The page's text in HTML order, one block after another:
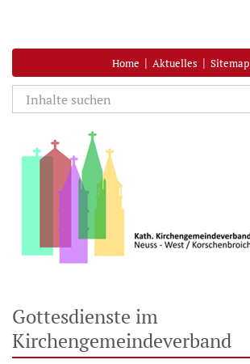
Home | Aktuelles | Sitemap
Gottesdienste im
Kirchengemeindeverband